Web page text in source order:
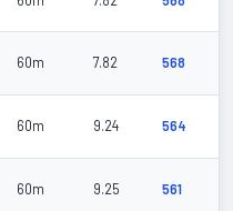
60m 7.82 568
60m 9.24 564
60m 9.25 561